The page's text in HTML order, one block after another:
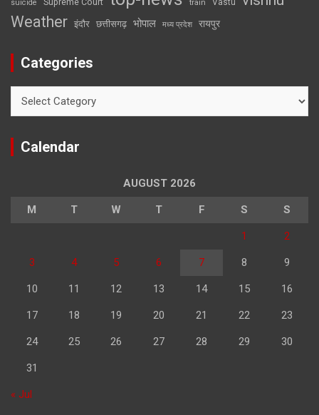
suicide train
Weather इंदौर छत्तीसगढ़ भोपाल मध्य प्रदेश रायपुर
Categories
Calendar
AUGUST 2026
M T W T F S S
1 2
3 4 5 6 7 8 9
10 11 12 13 14 15 16
17 18 19 20 21 22 23
24 25 26 27 28 29 30
31
« Jul